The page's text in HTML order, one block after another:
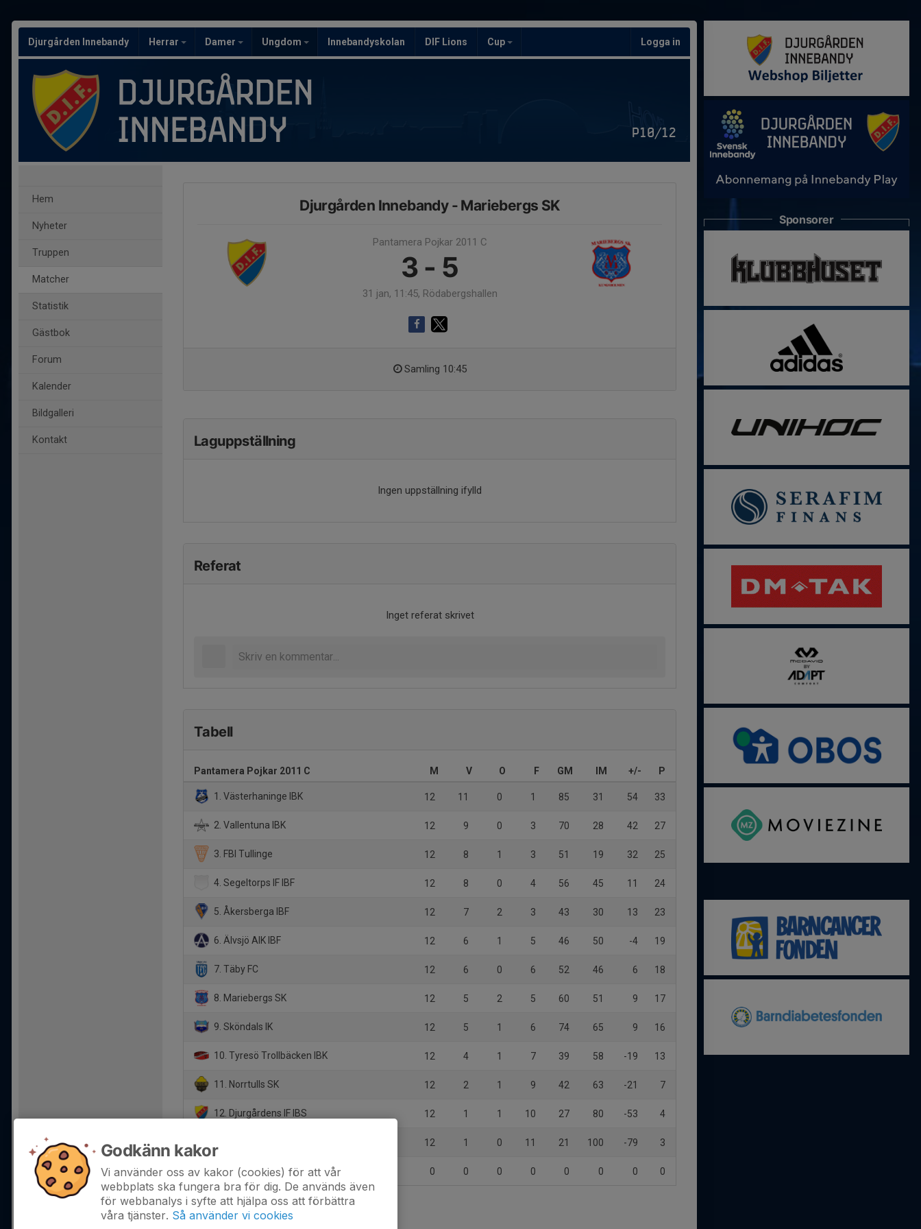
Djurgården Innebandy Herrar Damer Ungdom Innebandyskolan DIF Lions Cup Logga in
P10/12
Hem
Nyheter
Truppen
Matcher
Statistik
Gästbok
Forum
Kalender
Bildgalleri
Kontakt
Djurgården Innebandy - Mariebergs SK
Pantamera Pojkar 2011 C
3 - 5
31 jan, 11:45, Rödabergshallen
Samling 10:45
Laguppställning
Ingen uppställning ifylld
Referat
Inget referat skrivet
Tabell
Pantamera Pojkar 2011 C M V O F GM IM +/- P
1. Västerhaninge IBK 12 11 0 1 85 31 54 33
2. Vallentuna IBK 12 9 0 3 70 28 42 27
3. FBI Tullinge 12 8 1 3 51 19 32 25
4. Segeltorps IF IBF 12 8 0 4 56 45 11 24
5. Åkersberga IBF 12 7 2 3 43 30 13 23
6. Älvsjö AIK IBF 12 6 1 5 46 50 -4 19
7. Täby FC 12 6 0 6 52 46 6 18
8. Mariebergs SK 12 5 2 5 60 51 9 17
9. Sköndals IK 12 5 1 6 74 65 9 16
10. Tyresö Trollbäcken IBK 12 4 1 7 39 58 -19 13
11. Norrtulls SK 12 2 1 9 42 63 -21 7
12. Djurgårdens IF IBS 12 1 1 10 27 80 -53 4
12 1 0 11 21 100 -79 3
14. Vaxholms IBF 0 0 0 0 0 0 0 0
Sponsorer
Godkänn kakor
Vi använder oss av kakor (cookies) för att vår
webbplats ska fungera bra för dig. De används även
för webbanalys i syfte att hjälpa oss att förbättra
våra tjänster. Så använder vi cookies